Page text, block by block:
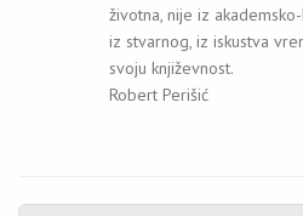
životna, nije iz
iz stvarnog, iz iskustva
svoju književnost.
Robert Perišić